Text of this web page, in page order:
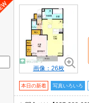
画像：26枚
本日の新着 写真いろいろ